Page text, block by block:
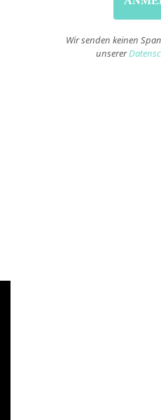
Wir senden keinen
unserer